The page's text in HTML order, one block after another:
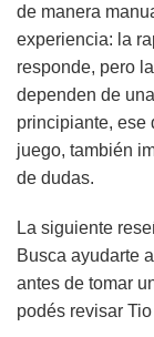
de manera
experiencia: la
responde, pero
dependen de
principiante, ese
juego, también
de dudas.
La siguiente
Busca ayudarte
antes de tomar
podés revisar